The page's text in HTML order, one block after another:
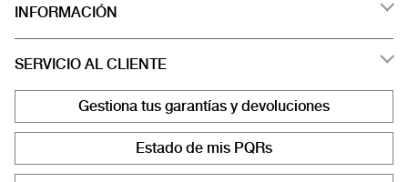
INFORMACIÓN
SERVICIO AL CLIENTE
Gestiona tus garantías y devoluciones
Estado de mis PQRs